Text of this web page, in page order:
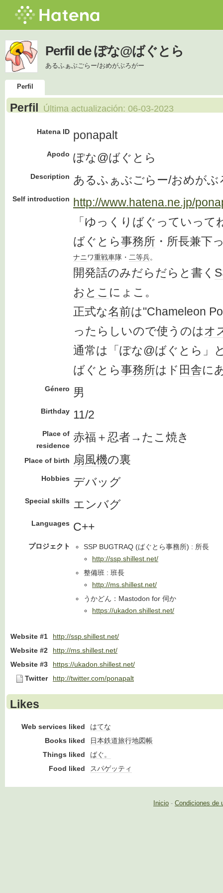
Perfil de ぽな@ばぐとら
あるふぁぶごらー/おめがぶろがー
Perfil
Perfil Última actualización: 06-03-2023
Hatena ID ponapalt
Apodo ぽな@ばぐとら
Description あるふぁぶごらー/おめがぶ
Self introduction
http://www.hatena.ne.jp/
「ゆっくりばぐっていって
ばぐとら事務所 ・所長兼下
ナニワ重戦車隊・ 二等兵。
開発話のみだらだらと書く
おとこ にょこ。
正式な名前は"Chameleon
ったらしいので使うのはオ
通常は「ぽな@ばぐとら」
ばぐとら事務所はド 田舎に
Género 男
Birthday 11/2
Place of
residence
赤福＋忍者→たこ焼き
Place of birth 扇風機の裏
Hobbies デバッグ
Special skills エンバグ
Languages C++
プロジェクト
SSP BUGTRAQ (ばぐとら事務所) : 所長
http://ssp.shillest.net/
整備班 : 班長
http://ms.shillest.net/
うかどん：Mastodon for 伺か
https://ukadon.shillest.net/
Website #1
http://ssp.shillest.net/
Website #2
http://ms.shillest.net/
Website #3
https://ukadon.shillest.net/
Twitter
http://twitter.com/ponapalt
Likes
Web services liked
はてな
Books liked
日本鉄道旅行地図帳
Things liked
ばぐ。
Food liked
スパゲッティ
Inicio - Condiciones de